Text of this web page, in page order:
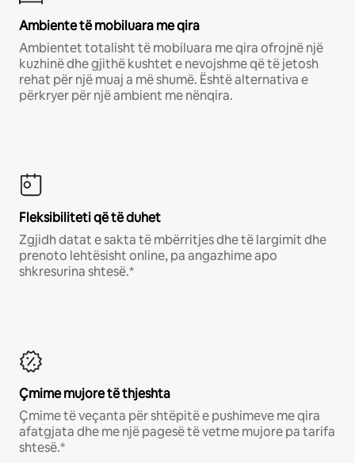
Ambiente të mobiluara me qira
Ambientet totalisht të mobiluara me qira ofrojnë një
kuzhinë dhe gjithë kushtet e nevojshme që të jetosh
rehat për një muaj a më shumë. Është alternativa e
përkryer për një ambient me nënqira.
Fleksibiliteti që të duhet
Zgjidh datat e sakta të mbërritjes dhe të largimit dhe
prenoto lehtësisht online, pa angazhime apo
shkresurina shtesë.*
Çmime mujore të thjeshta
Çmime të veçanta për shtëpitë e pushimeve me qira
afatgjata dhe me një pagesë të vetme mujore pa tarifa
shtesë.*